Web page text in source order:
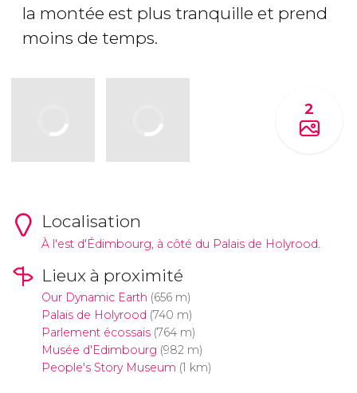
la montée est plus tranquille et prend
moins de temps.
2
Localisation
À l'est d'Édimbourg, à côté du Palais de Holyrood.
Lieux à proximité
Our Dynamic Earth (656 m)
Palais de Holyrood (740 m)
Parlement écossais(764 m)
Musée d'Edimbourg (982 m)
People's Story Museum (1 km)